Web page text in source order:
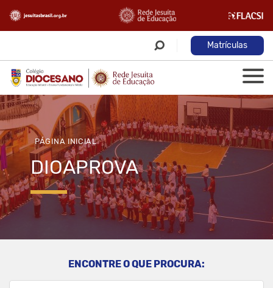
Matrículas
PÁGINA INICIAL
DIOAPROVA
ENCONTRE O QUE PROCURA: